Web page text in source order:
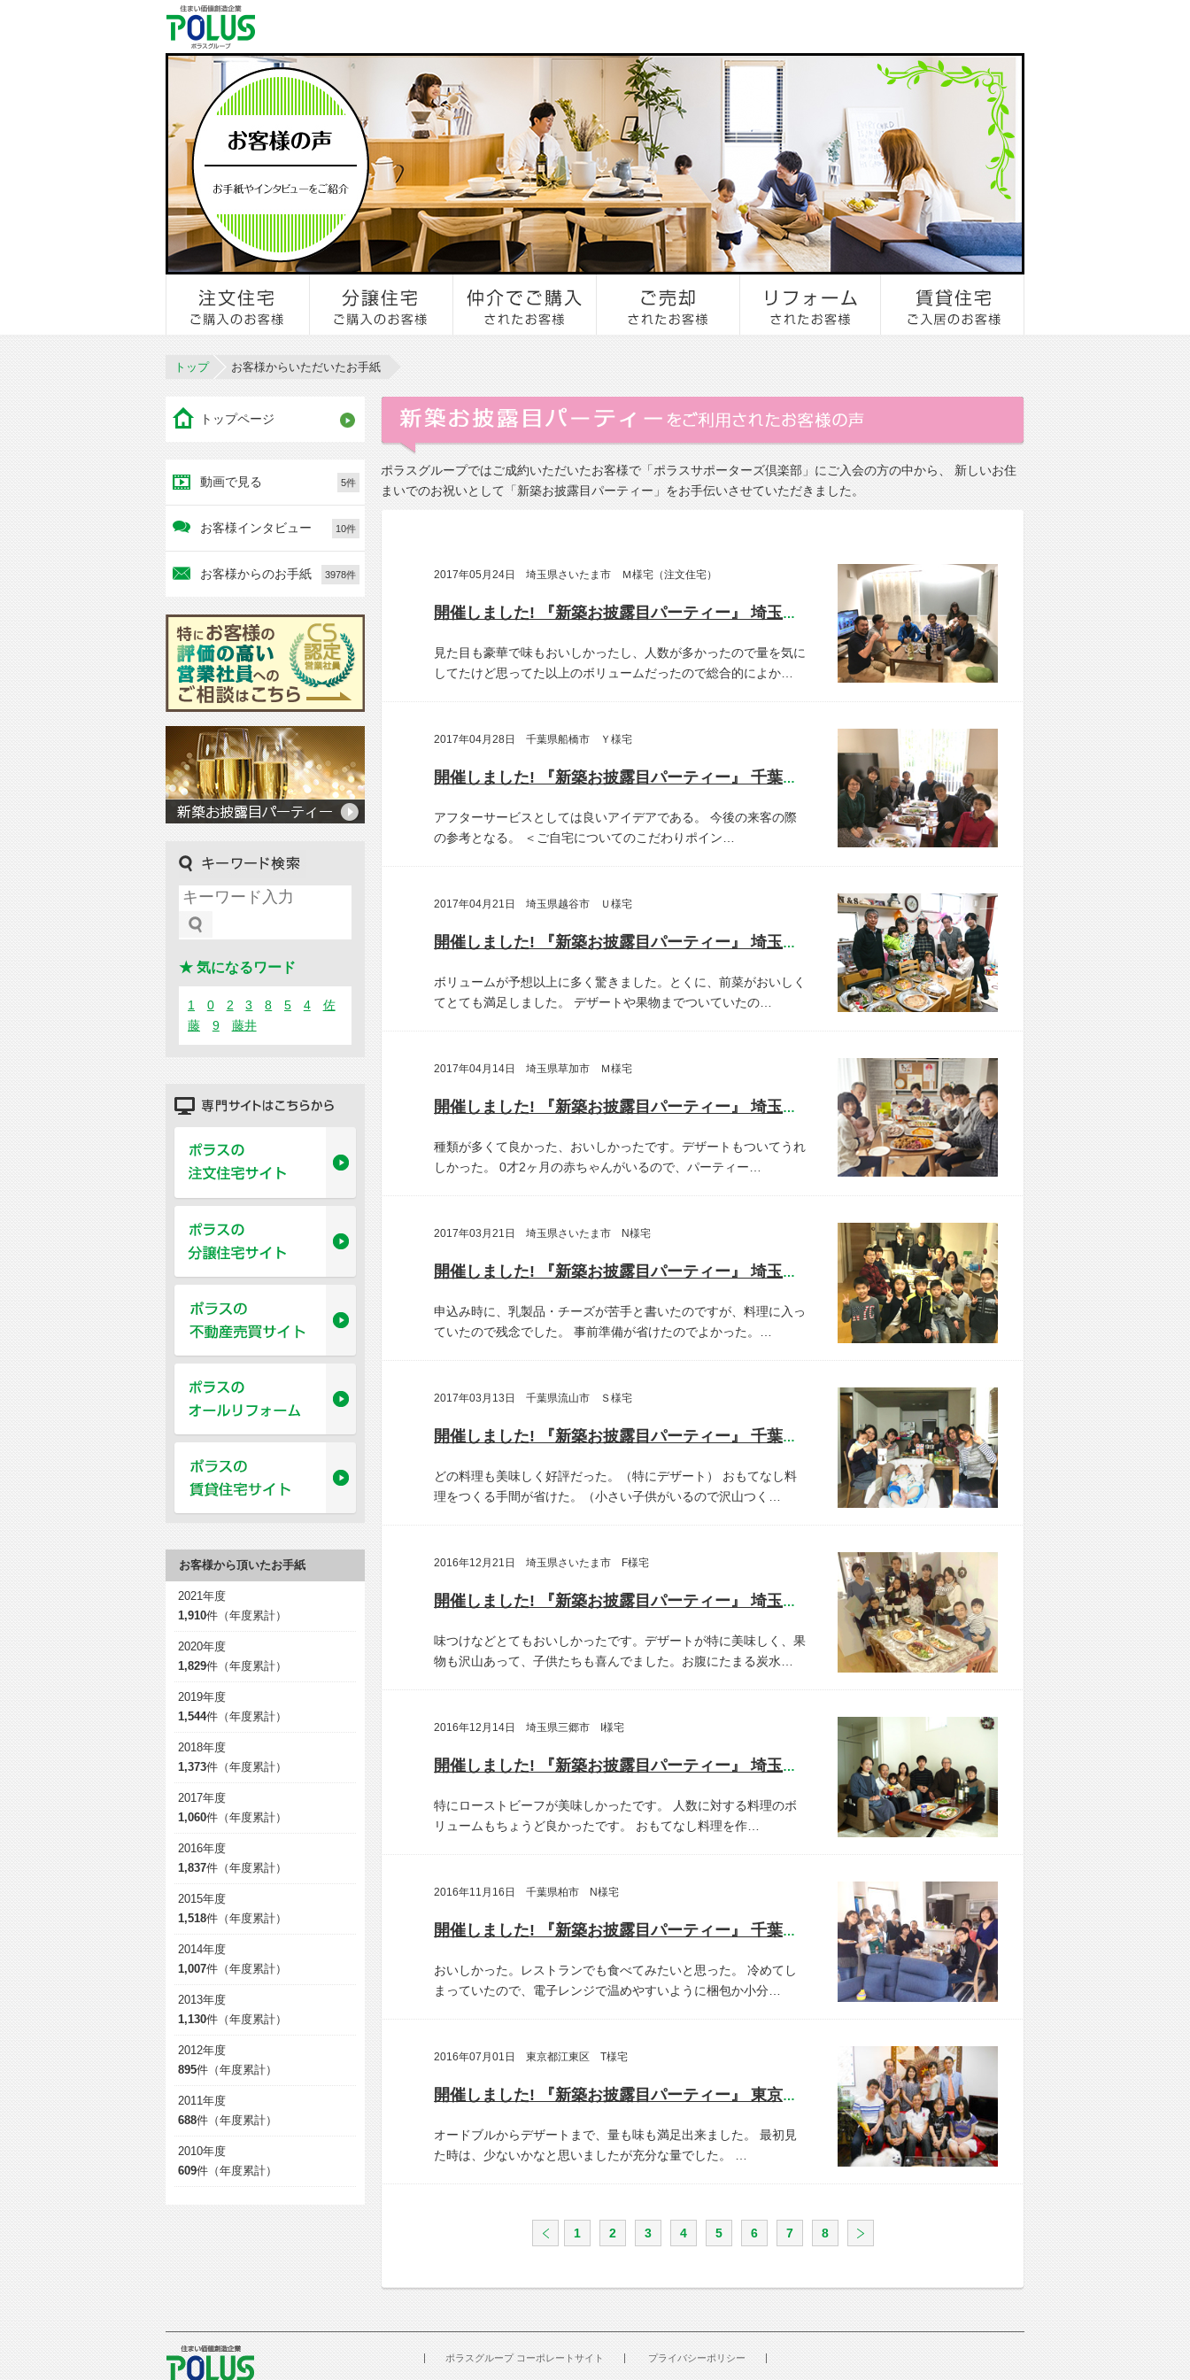
トップ お客様からいただいたお手紙
ポラスグループではご成約いただいたお客様で「ポラスサポーターズ倶楽部」にご入会の方の中から、 新しいお住
まいでのお祝いとして「新築お披露目パーティー」をお手伝いさせていただきました。
2017年05月24日 埼玉県さいたま市 Ｍ様宅（注文住宅）
開催しました! 『新築お披露目パーティー』 埼玉県さいたま市 M様宅
見た目も豪華で味もおいしかったし、人数が多かったので量を気に
してたけど思ってた以上のボリュームだったので総合的によか…
2017年04月28日 千葉県船橋市 Ｙ様宅
開催しました! 『新築お披露目パーティー』 千葉県船橋市 Y様宅
アフターサービスとしては良いアイデアである。
今後の来客の際
の参考となる。
＜ご自宅についてのこだわりポイン…
2017年04月21日 埼玉県越谷市 Ｕ様宅
開催しました! 『新築お披露目パーティー』 埼玉県越谷市 U様宅
ボリュームが予想以上に多く驚きました。とくに、前菜がおいしく
てとても満足しました。
デザートや果物までついていたの…
2017年04月14日 埼玉県草加市 Ｍ様宅
開催しました! 『新築お披露目パーティー』 埼玉県草加市 M様宅
種類が多くて良かった、おいしかったです。デザートもついてうれ
しかった。
0才2ヶ月の赤ちゃんがいるので、パーティー…
2017年03月21日 埼玉県さいたま市 N様宅
開催しました! 『新築お披露目パーティー』 埼玉県さいたま市 N様宅
申込み時に、乳製品・チーズが苦手と書いたのですが、料理に入っ
ていたので残念でした。
事前準備が省けたのでよかった。…
2017年03月13日 千葉県流山市 Ｓ様宅
開催しました! 『新築お披露目パーティー』 千葉県流山市 S様宅
どの料理も美味しく好評だった。（特にデザート）
おもてなし料
理をつくる手間が省けた。（小さい子供がいるので沢山つく…
2016年12月21日 埼玉県さいたま市 F様宅
開催しました! 『新築お披露目パーティー』 埼玉県さいたま市 F様宅
味つけなどとてもおいしかったです。デザートが特に美味しく、果
物も沢山あって、子供たちも喜んでました。お腹にたまる炭水…
2016年12月14日 埼玉県三郷市 I様宅
開催しました! 『新築お披露目パーティー』 埼玉県三郷市 I様宅
特にローストビーフが美味しかったです。
人数に対する料理のボ
リュームもちょうど良かったです。
おもてなし料理を作…
2016年11月16日 千葉県柏市 N様宅
開催しました! 『新築お披露目パーティー』 千葉県柏市 N様宅
おいしかった。レストランでも食べてみたいと思った。
冷めてし
まっていたので、電子レンジで温めやすいように梱包か小分…
2016年07月01日 東京都江東区 T様宅
開催しました! 『新築お披露目パーティー』 東京都江東区 T様宅
オードブルからデザートまで、量も味も満足出来ました。
最初見
た時は、少ないかなと思いましたが充分な量でした。
1 2 3 4 5 6 7 8
トップページ
動画で見る 5件
お客様インタビュー 10件
お客様からのお手紙 3978件
★ 気になるワード
1 0 2 3 8 5 4
佐
藤
9 藤井
お客様から頂いたお手紙
2021年度
1,910件（年度累計）
2020年度
1,829件（年度累計）
2019年度
1,544件（年度累計）
2018年度
1,373件（年度累計）
2017年度
1,060件（年度累計）
2016年度
1,837件（年度累計）
2015年度
1,518件（年度累計）
2014年度
1,007件（年度累計）
2013年度
1,130件（年度累計）
2012年度
895件（年度累計）
2011年度
688件（年度累計）
2010年度
609件（年度累計）
ポラスグループ コーポレートサイト
プライバシーポリシー